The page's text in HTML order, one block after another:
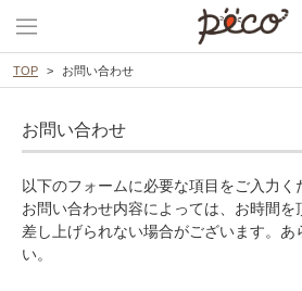
TOP お問い合わせ
お問い合わせ
以下のフォームに必要な項目をご入力く
お問い合わせ内容によっては、お時間を
差し上げられない場合がございます。あ
い。